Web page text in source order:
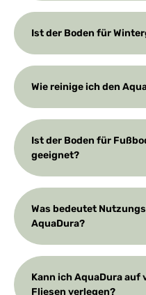
Ist der Boden für
Wie reinige ich den
Ist der Boden für
geeignet?
Was bedeutet
AquaDura?
Kann ich AquaDura auf
Fliesen verlegen?